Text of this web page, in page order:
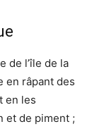
de l’île de la
en râpant des
en les
et de piment ;